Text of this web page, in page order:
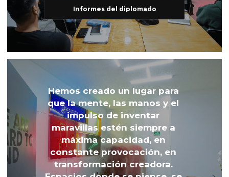
Informes del diplomado
Hemos creado un lugar para
que la mente, las manos y el
impulso de inventar
maravillas estén siempre a
máxima capacidad, en
constante provocación, en
transformación creadora.